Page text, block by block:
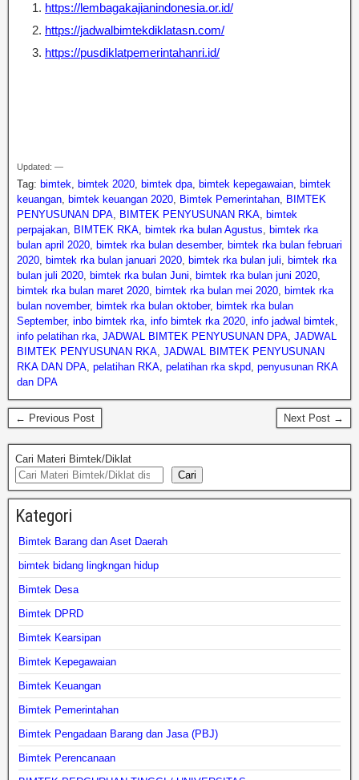
https://lembagakajianindonesia.or.id/
https://jadwalbimtekdiklatasn.com/
https://pusdiklatpemerintahanri.id/
Updated: —
Tag: bimtek, bimtek 2020, bimtek dpa, bimtek kepegawaian, bimtek
keuangan, bimtek keuangan 2020, Bimtek Pemerintahan, BIMTEK
PENYUSUNAN DPA, BIMTEK PENYUSUNAN RKA, bimtek
perpajakan, BIMTEK RKA, bimtek rka bulan Agustus, bimtek rka
bulan april 2020, bimtek rka bulan desember, bimtek rka bulan februari
2020, bimtek rka bulan januari 2020, bimtek rka bulan juli, bimtek rka
bulan juli 2020, bimtek rka bulan Juni, bimtek rka bulan juni 2020,
bimtek rka bulan maret 2020, bimtek rka bulan mei 2020, bimtek rka
bulan november, bimtek rka bulan oktober, bimtek rka bulan
September, inbo bimtek rka, info bimtek rka 2020, info jadwal bimtek,
info pelatihan rka, JADWAL BIMTEK PENYUSUNAN DPA, JADWAL
BIMTEK PENYUSUNAN RKA, JADWAL BIMTEK PENYUSUNAN
RKA DAN DPA, pelatihan RKA, pelatihan rka skpd, penyusunan RKA
dan DPA
← Previous Post Next Post →
Cari Materi Bimtek/Diklat
Cari
Kategori
Bimtek Barang dan Aset Daerah
bimtek bidang lingkngan hidup
Bimtek Desa
Bimtek DPRD
Bimtek Kearsipan
Bimtek Kepegawaian
Bimtek Keuangan
Bimtek Pemerintahan
Bimtek Pengadaan Barang dan Jasa (PBJ)
Bimtek Perencanaan